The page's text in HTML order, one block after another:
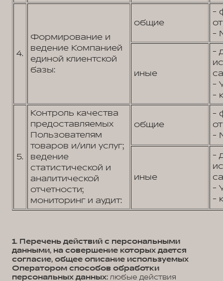
4.
Формирование и
ведение Компанией
единой клиентской
базы:
общие
-
-
иные
-
-
-
5.
Контроль качества
предоставляемых
Пользователям
товаров и/или услуг;
ведение
статистической и
аналитической
отчетности;
мониторинг и аудит:
общие
-
-
иные
-
-
-
1. Перечень действий с персональными
данными, на совершение которых дается
согласие, общее описание используемых
Оператором способов обработки
персональных данных: любые действия